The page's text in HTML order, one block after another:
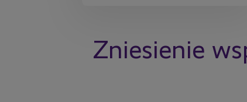
Zniesienie